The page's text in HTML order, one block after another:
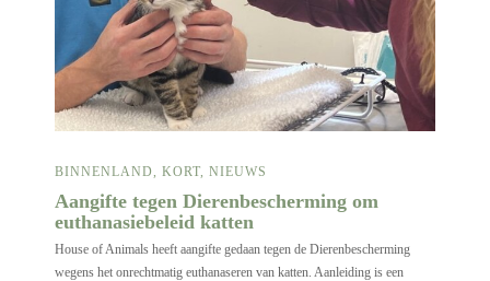
BINNENLAND KORT NIEUWS
Aangifte tegen Dierenbescherming om
euthanasiebeleid katten
House of Animals heeft aangifte gedaan tegen de Dierenbescherming
wegens het onrechtmatig euthanaseren van katten. Aanleiding is een